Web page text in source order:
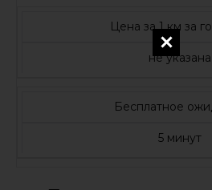
Цена за 1 км за
не указана
Бесплатное
5 минут